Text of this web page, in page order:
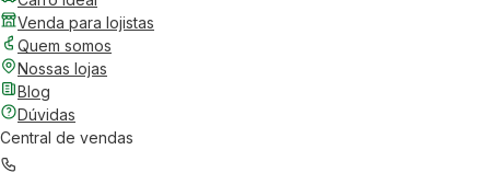
Venda para lojistas
Quem somos
Nossas lojas
Blog
Dúvidas
Central de vendas